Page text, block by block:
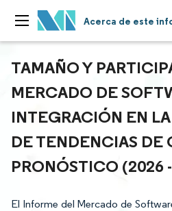
Acerca de este
TAMAÑO Y
MERCADO DE
INTEGRACIÓN EN
DE TENDENCIAS DE
PRONÓSTICO (2026
El Informe del Mercado de